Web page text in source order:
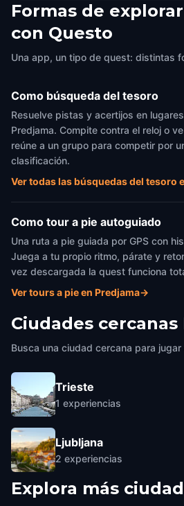
Formas de
con Questo
Una app, un tipo de quest: distintas
Como búsqueda del tesoro
Resuelve pistas y acertijos en
Predjama. Compite contra el reloj o
reúne a un grupo para competir por
clasificación.
Ver todas las búsquedas del tesoro
Como tour a pie autoguiado
Una ruta a pie guiada por GPS con
Juega a tu propio ritmo, párate y
vez descargada la quest funciona
Ver tours a pie en Predjama→
Ciudades cercanas
Busca una ciudad cercana para
Trieste
1 experiencias
Ljubljana
2 experiencias
Explora más